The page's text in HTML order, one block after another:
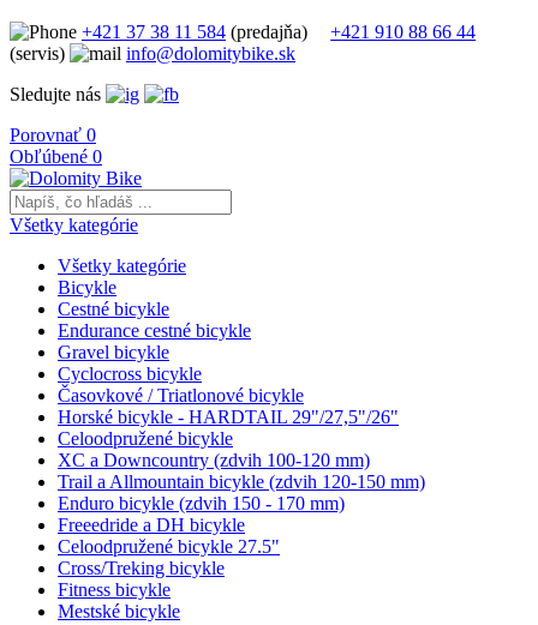
+421 37 38 11 584 (predajňa)
+421 910 88 66 44
(servis)
info@dolomitybike.sk
Sledujte nás
Porovnať 0
Obľúbené 0
Všetky kategórie
Všetky kategórie
Bicykle
Cestné bicykle
Endurance cestné bicykle
Gravel bicykle
Cyclocross bicykle
Časovkové / Triatlonové bicykle
Horské bicykle - HARDTAIL 29"/27,5"/26"
Celoodpružené bicykle
XC a Downcountry (zdvih 100-120 mm)
Trail a Allmountain bicykle (zdvih 120-150 mm)
Enduro bicykle (zdvih 150 - 170 mm)
Freeedride a DH bicykle
Celoodpružené bicykle 27.5"
Cross/Treking bicykle
Fitness bicykle
Mestské bicykle